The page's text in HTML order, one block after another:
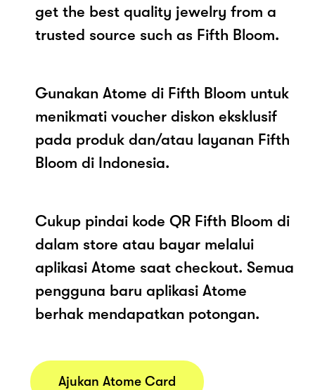
get the best quality jewelry from a
trusted source such as Fifth Bloom.
Gunakan Atome di Fifth Bloom untuk
menikmati voucher diskon eksklusif
pada produk dan/atau layanan Fifth
Bloom di Indonesia.
Cukup pindai kode QR Fifth Bloom di
dalam store atau bayar melalui
aplikasi Atome saat checkout. Semua
pengguna baru aplikasi Atome
berhak mendapatkan potongan.
Ajukan Atome Card